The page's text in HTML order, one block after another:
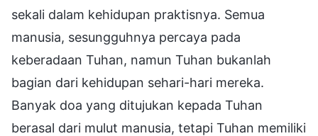
sekali dalam kehidupan praktisnya. Semua
manusia, sesungguhnya percaya pada
keberadaan Tuhan, namun Tuhan bukanlah
bagian dari kehidupan sehari-hari mereka.
Banyak doa yang ditujukan kepada Tuhan
berasal dari mulut manusia, tetapi Tuhan memiliki